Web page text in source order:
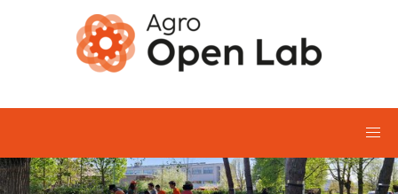
Aller au contenu principal